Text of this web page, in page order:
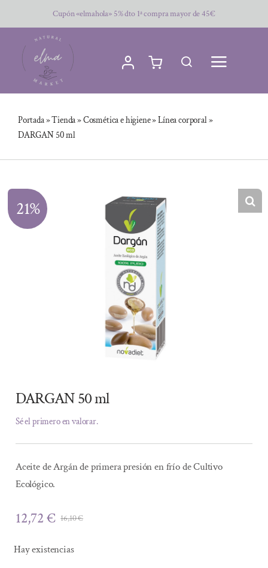
al
contenido
Cupón «elmahola» 5% dto 1ª compra mayor de 45€
Portada»Tienda»Cosmética e higiene»Línea corporal»
DARGAN 50 ml
21%
DARGAN 50 ml
Sé el primero en valorar.
Aceite de Argán de primera presión en frío de Cultivo
Ecológico.
16,10€El
12,72€
El
Hay existencias